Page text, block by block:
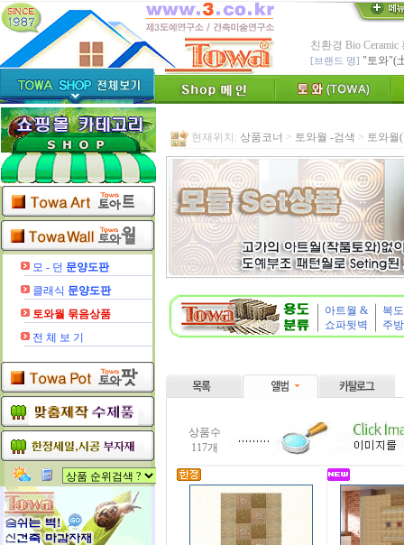
친환경 Bio
[브랜드 명] "토와"(
* 그림타일 벽화타
[공지]카탈로그,토
- 토와 배치 디자인
* TOWA 회원가입
-토와, 첫구매시 배
수수료 전액면제 (
[안내]신용카드 결
* Since : 1987 ~ 신
- 특허,의장,상표권
모 - 던 문양도판
클래식 문양도판
토와월 묶음상품
전 체 보 기
현재위치: 상품코너 > 토와월 -검색 > 토와월
아트월 &
쇼파뒷벽
복
주
상품수
117개